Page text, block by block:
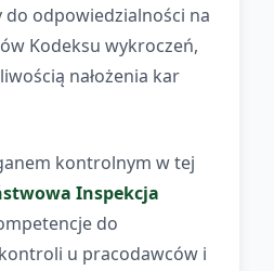
odpowiedzialności na
Kodeksu wykroczeń,
nałożenia kar
kontrolnym w tej
Inspekcja
do
u pracodawców i